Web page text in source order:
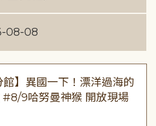
08-08
館】異國一下！漂洋過海的
#8/9哈努曼神猴 開放現場